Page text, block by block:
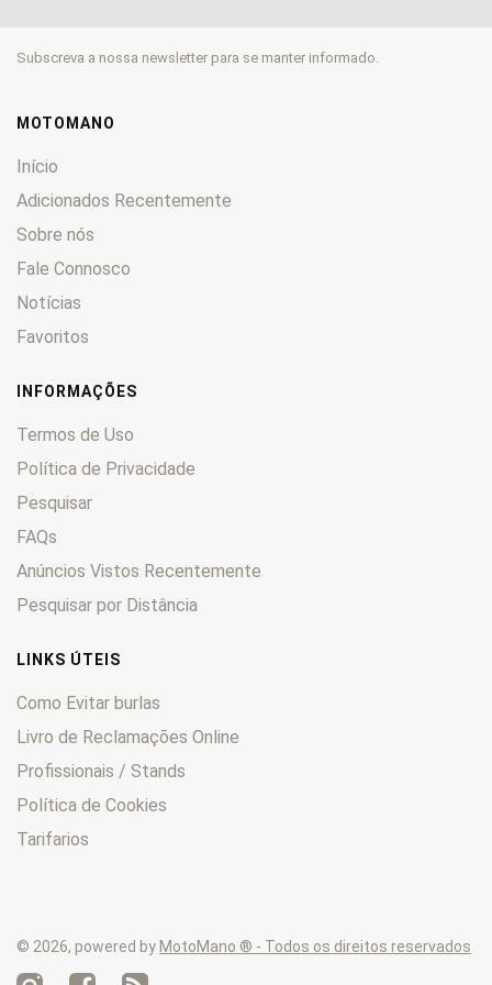
WR 0
WRK 0
WXE 0
Subscreva a nossa newsletter para se manter informado.
MOTOMANO
Início
Adicionados Recentemente
Sobre nós
Fale Connosco
Notícias
Favoritos
INFORMAÇÕES
Termos de Uso
Política de Privacidade
Pesquisar
FAQs
Anúncios Vistos Recentemente
Pesquisar por Distância
LINKS ÚTEIS
Como Evitar burlas
Livro de Reclamações Online
Profissionais / Stands
Política de Cookies
Tarifarios
© 2026, powered by MotoMano ® - Todos os direitos reservados